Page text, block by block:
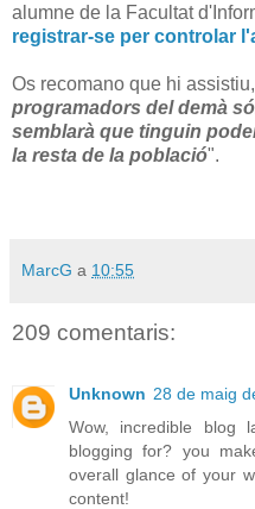
alumne de la Facultat
registrar-se per controlar
Os recomano que hi
programadors del demà
semblarà que tinguin
la resta de la població".
MarcG a 10:55
209 comentaris:
Unknown 28 de maig
Wow, incredible blog
blogging for? you
overall glance of your
content!